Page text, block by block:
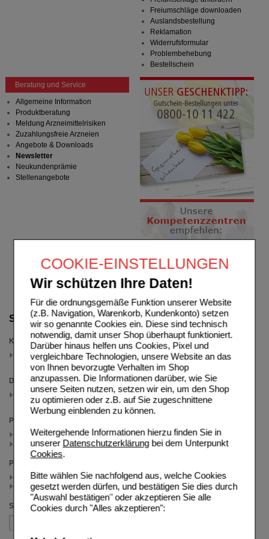
COOKIE-EINSTELLUNGEN
Wir schützen Ihre Daten!
Für die ordnungsgemäße Funktion unserer Website
(z.B. Navigation, Warenkorb, Kundenkonto) setzen
wir so genannte Cookies ein. Diese sind technisch
notwendig, damit unser Shop überhaupt funktioniert.
Darüber hinaus helfen uns Cookies, Pixel und
vergleichbare Technologien, unsere Website an das
von Ihnen bevorzugte Verhalten im Shop
anzupassen. Die Informationen darüber, wie Sie
unsere Seiten nutzen, setzen wir ein, um den Shop
zu optimieren oder z.B. auf Sie zugeschnittene
Werbung einblenden zu können.
Weitergehende Informationen hierzu finden Sie in
unserer Datenschutzerklärungbei dem Unterpunkt
Cookies.
Bitte wählen Sie nachfolgend aus, welche Cookies
gesetzt werden dürfen, und bestätigen Sie dies durch
"Auswahl bestätigen" oder akzeptieren Sie alle
Cookies durch "Alles akzeptieren":
Suche verfeinern
Kategorien
Augen-u. Gesichtspflege
(auswahl entfernen)
Darreichungsform
Creme
(auswahl entfernen)
Packungsgröße
50 ml (4)
15 ml (1)
Preis
< 15.00 (3)
>= 15.00 (2)
Sortieren nach
Freiumschläge downloaden
Auslandsbestellung
Reklamation
Widerrufsformular
Problembehebung
Bestellschein
Beratung und Service
Allgemeine Information
Produktberatung
Meldung Arzneimittelrisiken
Zuzahlungsfreie Arzneien
Angebote & Downloads
Newsletter
Neukundenprämie
Stellenangebote